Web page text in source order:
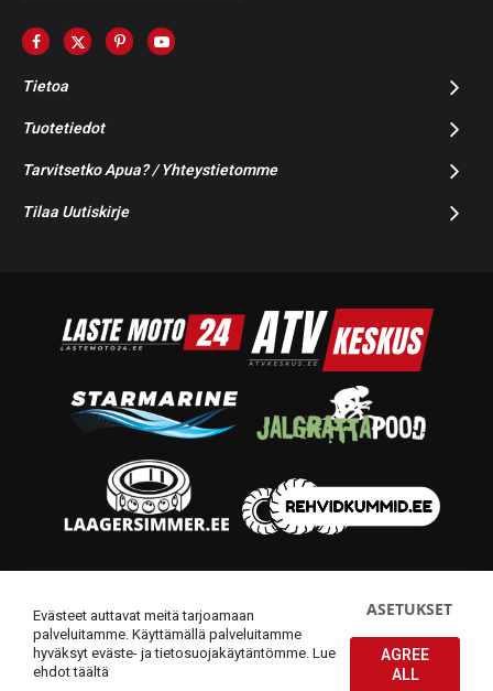
Tietoa
Tuotetiedot
Tarvitsetko Apua? / Yhteystietomme
Tilaa Uutiskirje
Evästeet auttavat meitä tarjoamaan
palveluitamme. Käyttämällä palveluitamme
hyväksyt eväste- ja tietosuojakäytäntömme.Lue
ehdot täältä
ASETUKSET
AGREE
ALL